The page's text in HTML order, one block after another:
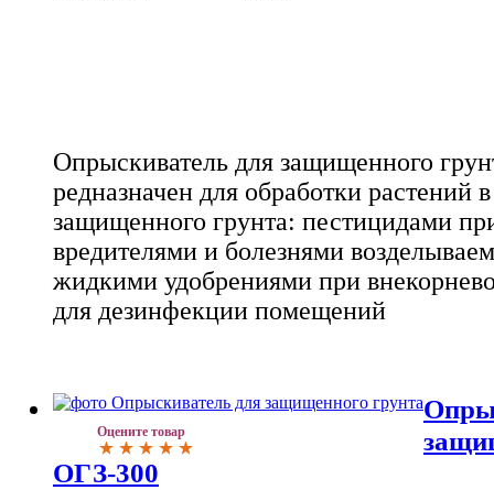
Опрыскиватель для защищенного
редназначен для обработки растений
защищенного грунта: пестицидами
вредителями и болезнями
жидкими удобрениями при
для дезинфекции помещений
Оцените товар
ОГЗ-300